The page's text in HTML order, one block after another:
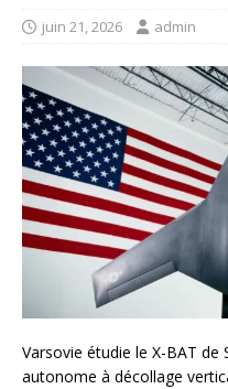
juin 21, 2026 admin
Varsovie étudie le X-BAT
autonome à décollage